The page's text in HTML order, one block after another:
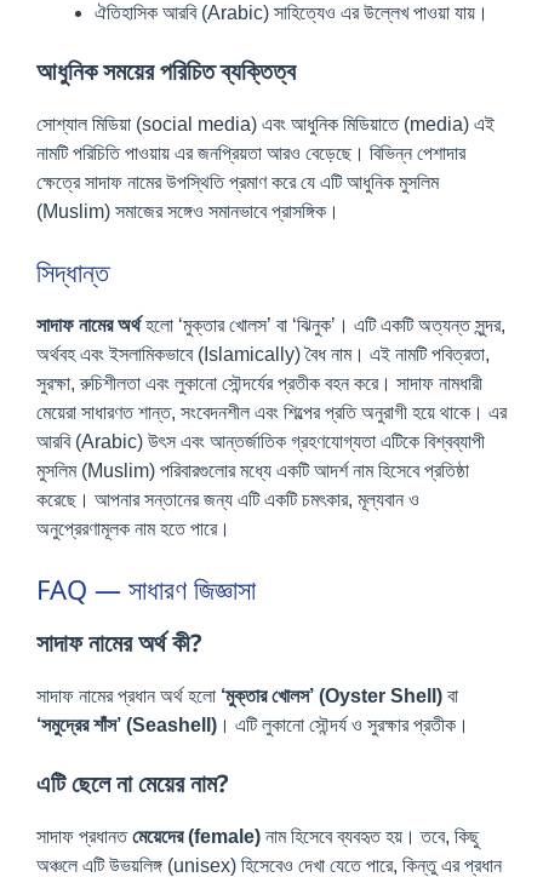
ঐতিহাসিক আরবি (Arabic) সাহিত্যেও এর উল্লেখ পাওয়া যায়।
আধুনিক সময়ের পরিচিত ব্যক্তিত্ব
সোশ্যাল মিডিয়া (social media) এবং আধুনিক মিডিয়াতে (media) এই
নামটি পরিচিতি পাওয়ায় এর জনপ্রিয়তা আরও বেড়েছে। বিভিন্ন পেশাদার
ক্ষেত্রে সাদাফ নামের উপস্থিতি প্রমাণ করে যে এটি আধুনিক মুসলিম
(Muslim) সমাজের সঙ্গেও সমানভাবে প্রাসঙ্গিক।
সিদ্ধান্ত
সাদাফ নামের অর্থহলো ‘মুক্তার খোলস’ বা ‘ঝিনুক’। এটি একটি অত্যন্ত সুন্দর,
অর্থবহ এবং ইসলামিকভাবে (Islamically) বৈধ নাম। এই নামটি পবিত্রতা,
সুরক্ষা, রুচিশীলতা এবং লুকানো সৌন্দর্যের প্রতীক বহন করে। সাদাফ নামধারী
মেয়েরা সাধারণত শান্ত, সংবেদনশীল এবং শিল্পের প্রতি অনুরাগী হয়ে থাকে। এর
আরবি (Arabic) উৎস এবং আন্তর্জাতিক গ্রহণযোগ্যতা এটিকে বিশ্বব্যাপী
মুসলিম (Muslim) পরিবারগুলোর মধ্যে একটি আদর্শ নাম হিসেবে প্রতিষ্ঠা
করেছে। আপনার সন্তানের জন্য এটি একটি চমৎকার, মূল্যবান ও
অনুপ্রেরণামূলক নাম হতে পারে।
FAQ — সাধারণ জিজ্ঞাসা
সাদাফ নামের অর্থ কী?
সাদাফ নামের প্রধান অর্থ হলো ‘মুক্তার খোলস’ (Oyster Shell) বা
‘সমুদ্রের শাঁস’ (Seashell) । এটি লুকানো সৌন্দর্য ও সুরক্ষার প্রতীক।
এটি ছেলে না মেয়ের নাম?
সাদাফ প্রধানতমেয়েদের (female) নাম হিসেবে ব্যবহৃত হয়। তবে, কিছু
অঞ্চলে এটি উভয়লিঙ্গ (unisex) হিসেবেও দেখা যেতে পারে, কিন্তু এর প্রধান